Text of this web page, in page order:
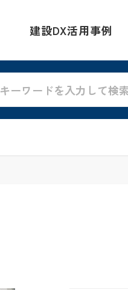
建設DX活用事例